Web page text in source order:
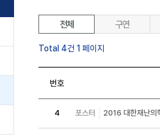
전체 구연
Total 4건 1 페이지
번호
4 포스터 2016 대한재난의